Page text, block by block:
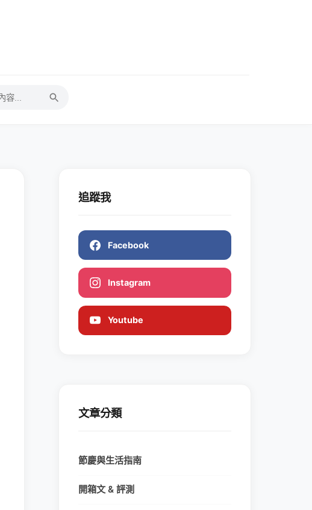
追蹤我
Facebook
Instagram
Youtube
文章分類
節慶與生活指南
開箱文 & 評測